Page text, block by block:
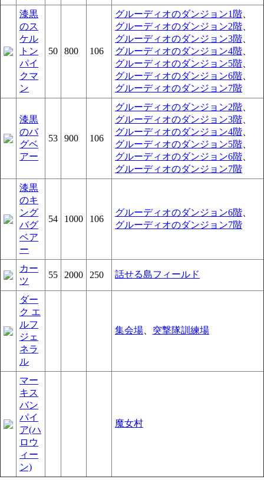
漆黒
のス
ケル
トン
パイ
クマ
ン
50 800 106
グルーディオのダンジョン1階
グルーディオのダンジョン2階
グルーディオのダンジョン3階
グルーディオのダンジョン4階
グルーディオのダンジョン5階
グルーディオのダンジョン6階
グルーディオのダンジョン7階
漆黒
のバ
グベ
アー
53 900 106
グルーディオのダンジョン2階
グルーディオのダンジョン3階
グルーディオのダンジョン4階
グルーディオのダンジョン5階
グルーディオのダンジョン6階
グルーディオのダンジョン7階
漆黒
のキ
ング
バグ
ベア
ー
54 1000 106
グルーディオのダンジョン6階
グルーディオのダンジョン7階
カー
ツ
55 2000 250 話せる島フィールド
ダー
ク エ
ルフ
ジェ
ネラ
ル
集会場 突撃隊訓練場
マー
キス
バン
パイ
ア(ハ
ロウ
ィー
ン)
魔女村